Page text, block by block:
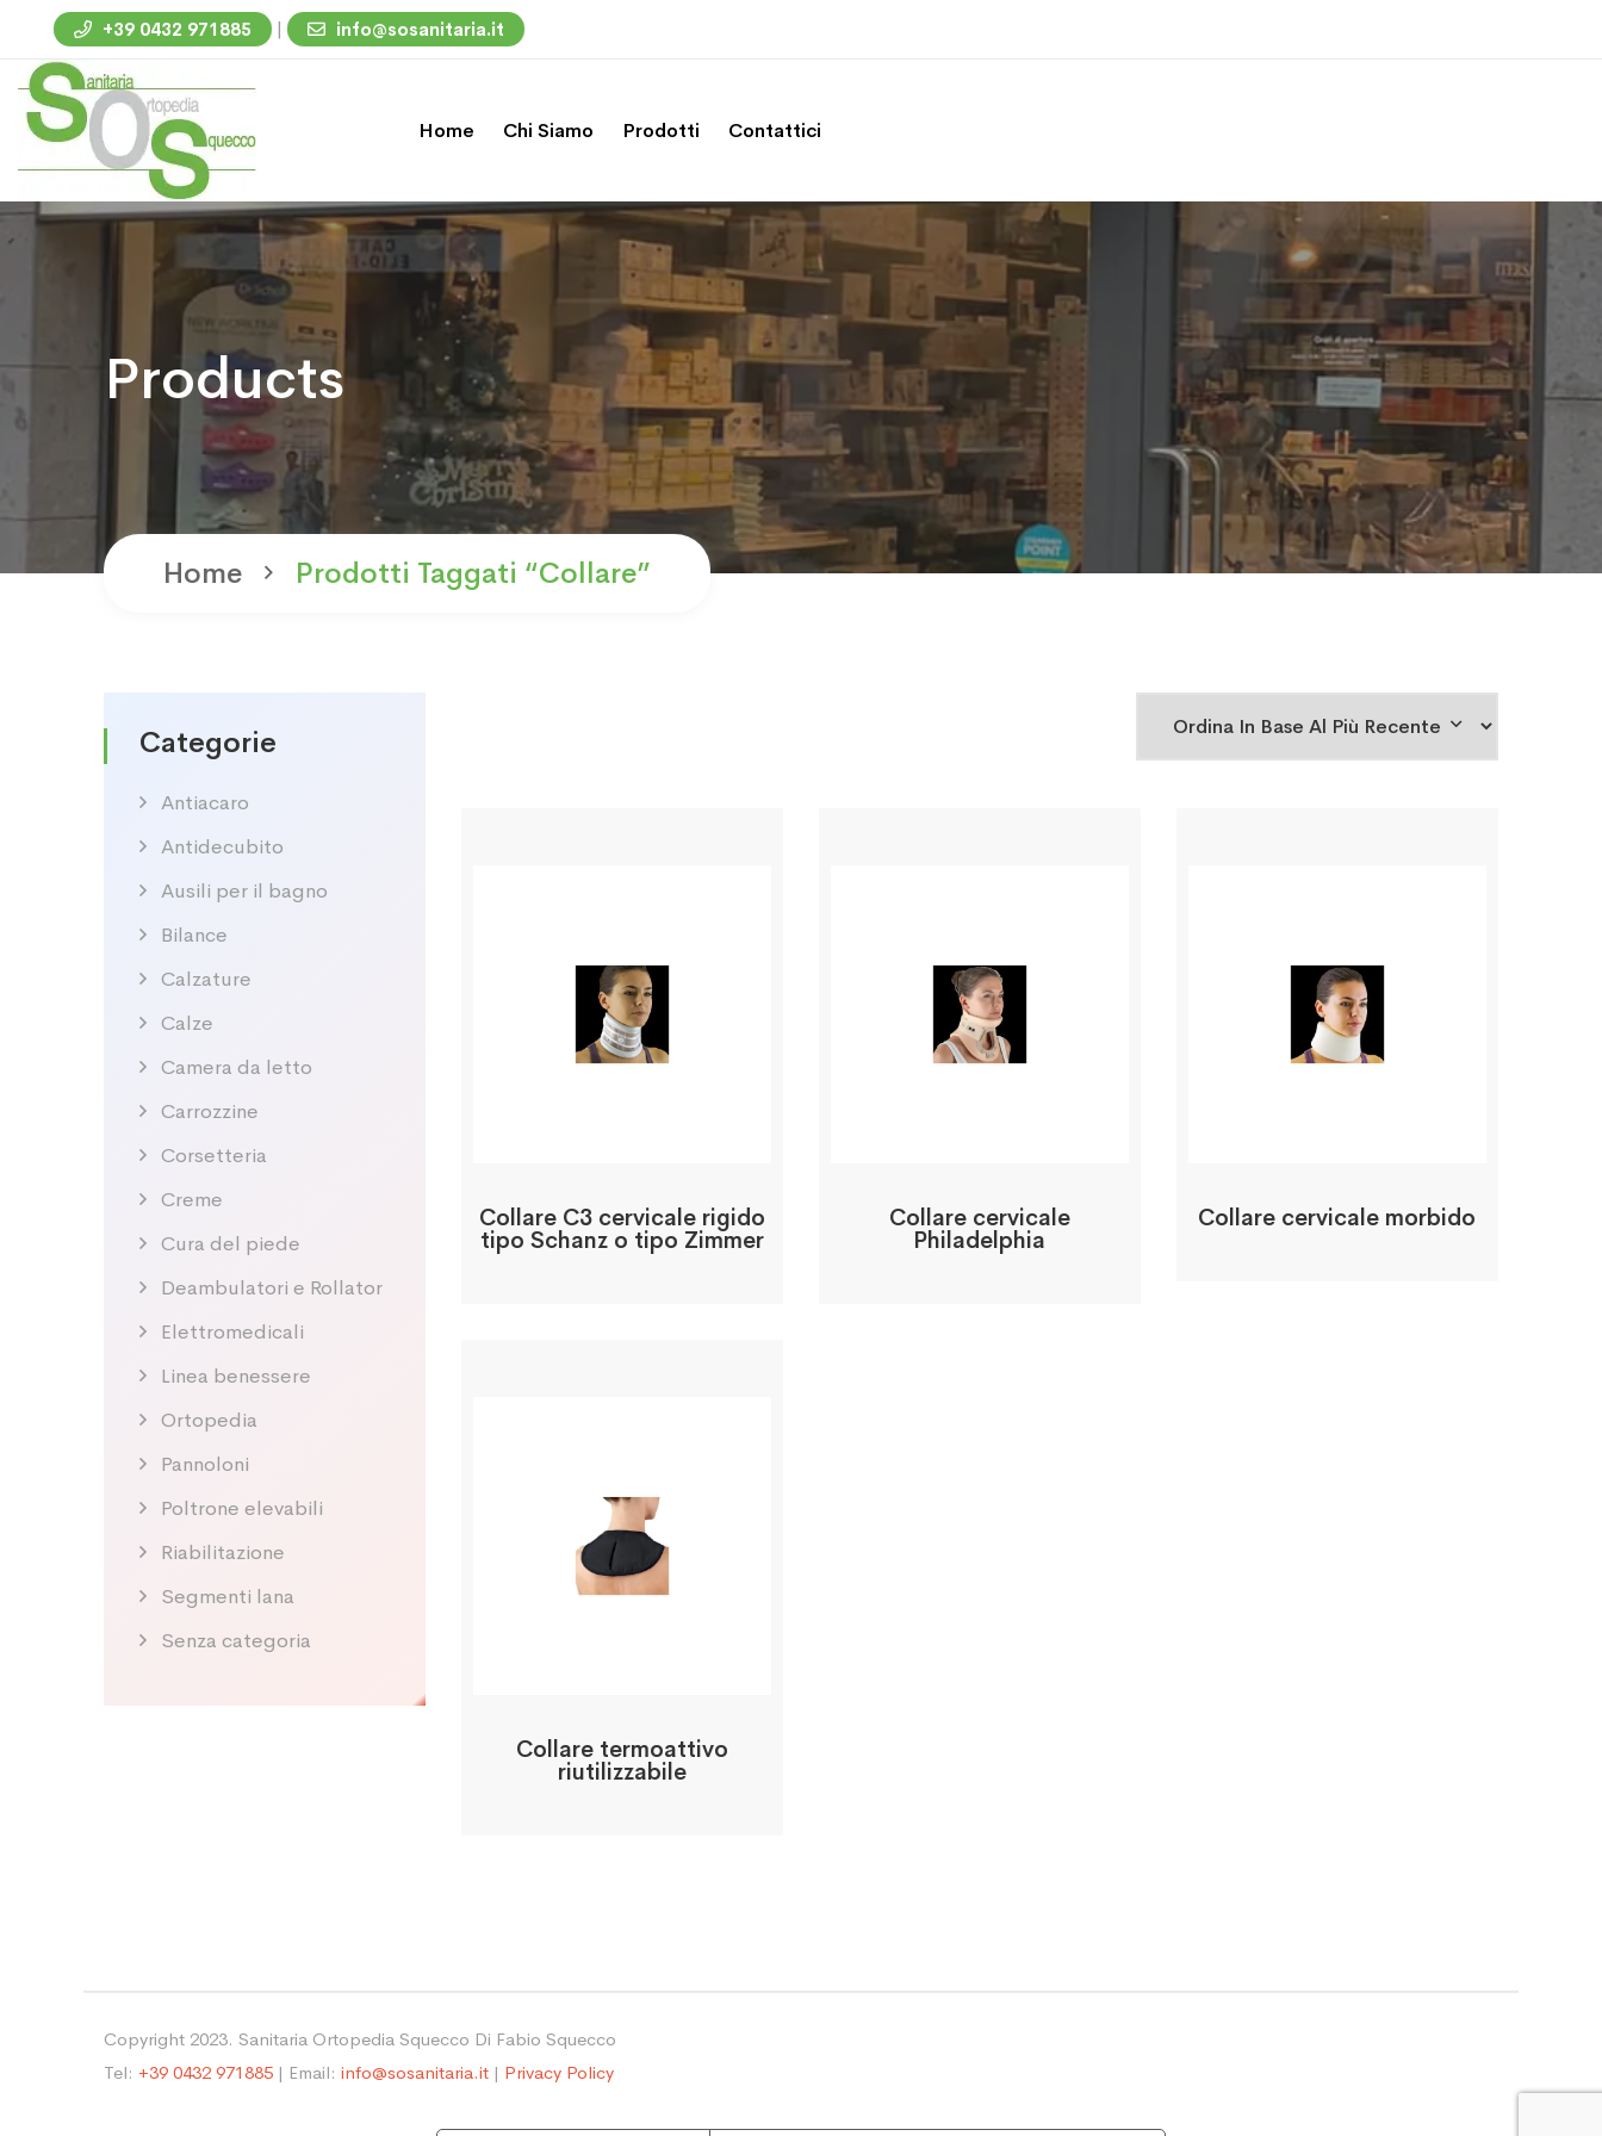
+39 0432 971885 | info@sosanitaria.it
Home Chi Siamo Prodotti Contattici
Products
Home Prodotti Taggati “collare”
Categorie
Antiacaro
Antidecubito
Ausili per il bagno
Bilance
Calzature
Calze
Camera da letto
Carrozzine
Corsetteria
Creme
Cura del piede
Deambulatori e Rollator
Elettromedicali
Linea benessere
Ortopedia
Pannoloni
Poltrone elevabili
Riabilitazione
Segmenti lana
Senza categoria
Collare C3 cervicale rigido
tipo Schanz o tipo Zimmer
Collare cervicale
Philadelphia
Collare cervicale morbido
Collare termoattivo
riutilizzabile
Copyright 2023. Sanitaria Ortopedia Squecco Di Fabio Squecco
Tel: +39 0432 971885 | Email: info@sosanitaria.it | Privacy Policy